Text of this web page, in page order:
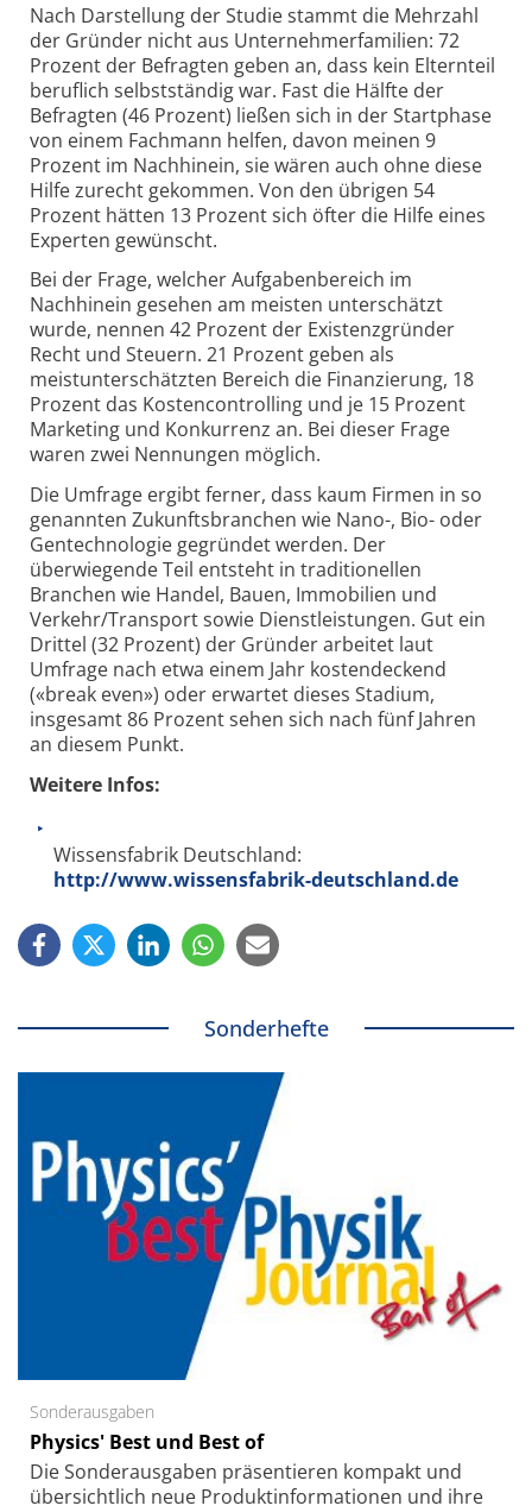
Nach Darstellung der Studie stammt die Mehrzahl
der Gründer nicht aus Unternehmerfamilien: 72
Prozent der Befragten geben an, dass kein Elternteil
beruflich selbstständig war. Fast die Hälfte der
Befragten (46 Prozent) ließen sich in der Startphase
von einem Fachmann helfen, davon meinen 9
Prozent im Nachhinein, sie wären auch ohne diese
Hilfe zurecht gekommen. Von den übrigen 54
Prozent hätten 13 Prozent sich öfter die Hilfe eines
Experten gewünscht.
Bei der Frage, welcher Aufgabenbereich im
Nachhinein gesehen am meisten unterschätzt
wurde, nennen 42 Prozent der Existenzgründer
Recht und Steuern. 21 Prozent geben als
meistunterschätzten Bereich die Finanzierung, 18
Prozent das Kostencontrolling und je 15 Prozent
Marketing und Konkurrenz an. Bei dieser Frage
waren zwei Nennungen möglich.
Die Umfrage ergibt ferner, dass kaum Firmen in so
genannten Zukunftsbranchen wie Nano-, Bio- oder
Gentechnologie gegründet werden. Der
überwiegende Teil entsteht in traditionellen
Branchen wie Handel, Bauen, Immobilien und
Verkehr/Transport sowie Dienstleistungen. Gut ein
Drittel (32 Prozent) der Gründer arbeitet laut
Umfrage nach etwa einem Jahr kostendeckend
(«break even») oder erwartet dieses Stadium,
insgesamt 86 Prozent sehen sich nach fünf Jahren
an diesem Punkt.
Weitere Infos:
Wissensfabrik Deutschland:
http://www.wissensfabrik-deutschland.de
Sonderhefte
Sonderausgaben
Physics' Best und Best of
Die Sonder­ausgaben präsentieren kompakt und
übersichtlich neue Produkt­informationen und ihre